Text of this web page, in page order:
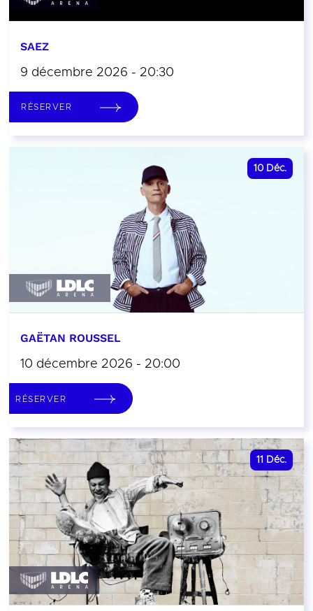
SAEZ
9 décembre 2026 - 20:30
RÉSERVER
10 Déc.
GAËTAN ROUSSEL
10 décembre 2026 - 20:00
RÉSERVER
11 Déc.